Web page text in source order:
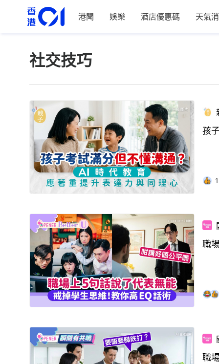
港聞 娛樂 酒店優惠碼 天氣
社交技巧
孩
1
職
職